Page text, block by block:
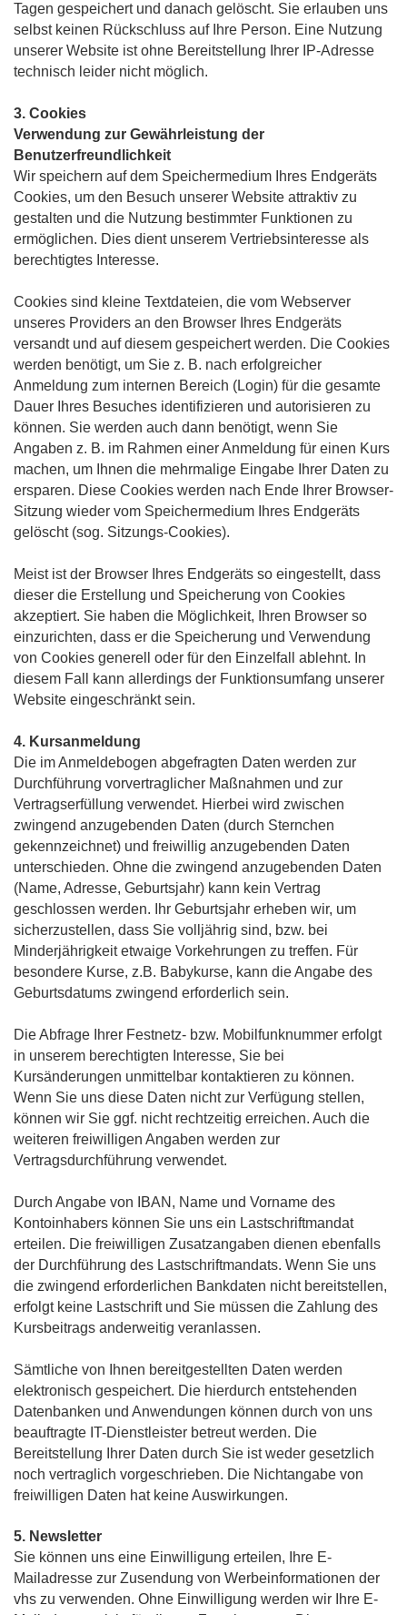
Tagen gespeichert und danach gelöscht. Sie erlauben uns
selbst keinen Rückschluss auf Ihre Person. Eine Nutzung
unserer Website ist ohne Bereitstellung Ihrer IP-Adresse
technisch leider nicht möglich.
3. Cookies
Verwendung zur Gewährleistung der
Benutzerfreundlichkeit
Wir speichern auf dem Speichermedium Ihres Endgeräts
Cookies, um den Besuch unserer Website attraktiv zu
gestalten und die Nutzung bestimmter Funktionen zu
ermöglichen. Dies dient unserem Vertriebsinteresse als
berechtigtes Interesse.
Cookies sind kleine Textdateien, die vom Webserver
unseres Providers an den Browser Ihres Endgeräts
versandt und auf diesem gespeichert werden. Die Cookies
werden benötigt, um Sie z. B. nach erfolgreicher
Anmeldung zum internen Bereich (Login) für die gesamte
Dauer Ihres Besuches identifizieren und autorisieren zu
können. Sie werden auch dann benötigt, wenn Sie
Angaben z. B. im Rahmen einer Anmeldung für einen Kurs
machen, um Ihnen die mehrmalige Eingabe Ihrer Daten zu
ersparen. Diese Cookies werden nach Ende Ihrer Browser-
Sitzung wieder vom Speichermedium Ihres Endgeräts
gelöscht (sog. Sitzungs-Cookies).
Meist ist der Browser Ihres Endgeräts so eingestellt, dass
dieser die Erstellung und Speicherung von Cookies
akzeptiert. Sie haben die Möglichkeit, Ihren Browser so
einzurichten, dass er die Speicherung und Verwendung
von Cookies generell oder für den Einzelfall ablehnt. In
diesem Fall kann allerdings der Funktionsumfang unserer
Website eingeschränkt sein.
4. Kursanmeldung
Die im Anmeldebogen abgefragten Daten werden zur
Durchführung vorvertraglicher Maßnahmen und zur
Vertragserfüllung verwendet. Hierbei wird zwischen
zwingend anzugebenden Daten (durch Sternchen
gekennzeichnet) und freiwillig anzugebenden Daten
unterschieden. Ohne die zwingend anzugebenden Daten
(Name, Adresse, Geburtsjahr) kann kein Vertrag
geschlossen werden. Ihr Geburtsjahr erheben wir, um
sicherzustellen, dass Sie volljährig sind, bzw. bei
Minderjährigkeit etwaige Vorkehrungen zu treffen. Für
besondere Kurse, z.B. Babykurse, kann die Angabe des
Geburtsdatums zwingend erforderlich sein.
Die Abfrage Ihrer Festnetz- bzw. Mobilfunknummer erfolgt
in unserem berechtigten Interesse, Sie bei
Kursänderungen unmittelbar kontaktieren zu können.
Wenn Sie uns diese Daten nicht zur Verfügung stellen,
können wir Sie ggf. nicht rechtzeitig erreichen. Auch die
weiteren freiwilligen Angaben werden zur
Vertragsdurchführung verwendet.
Durch Angabe von IBAN, Name und Vorname des
Kontoinhabers können Sie uns ein Lastschriftmandat
erteilen. Die freiwilligen Zusatzangaben dienen ebenfalls
der Durchführung des Lastschriftmandats. Wenn Sie uns
die zwingend erforderlichen Bankdaten nicht bereitstellen,
erfolgt keine Lastschrift und Sie müssen die Zahlung des
Kursbeitrags anderweitig veranlassen.
Sämtliche von Ihnen bereitgestellten Daten werden
elektronisch gespeichert. Die hierdurch entstehenden
Datenbanken und Anwendungen können durch von uns
beauftragte IT-Dienstleister betreut werden. Die
Bereitstellung Ihrer Daten durch Sie ist weder gesetzlich
noch vertraglich vorgeschrieben. Die Nichtangabe von
freiwilligen Daten hat keine Auswirkungen.
5. Newsletter
Sie können uns eine Einwilligung erteilen, Ihre E-
Mailadresse zur Zusendung von Werbeinformationen der
vhs zu verwenden. Ohne Einwilligung werden wir Ihre E-